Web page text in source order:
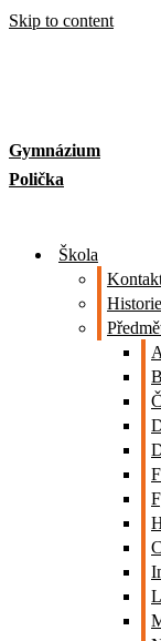
Skip to content
Gymnázium
Polička
Škola
Historie